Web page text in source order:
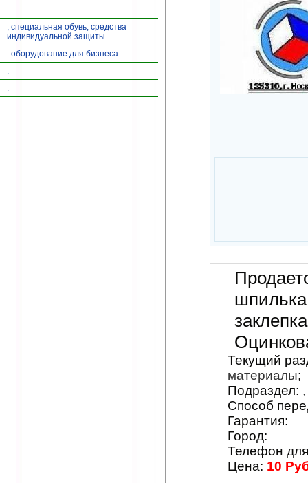
.
, специальная обувь, средства
индивидуальной защиты.
. оборудование для бизнеса.
.
.
Текущий
материалы;
Подраздел:
Способ
Гарантия:
Город:
Телефон
Цена: 10